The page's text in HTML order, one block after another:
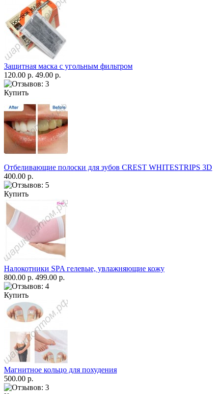
Защитная маска с угольным фильтром
120.00 р. 49.00 р.
Купить
Отбеливающие полоски для зубов CREST WHITESTRIPS 3D
400.00 р.
Купить
Налокотники SPA гелевые, увлажняющие кожу
800.00 р. 499.00 р.
Купить
Магнитное кольцо для похудения
500.00 р.